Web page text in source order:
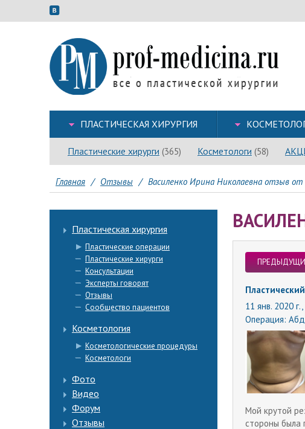
ПЛАСТИЧЕСКАЯ ХИРУРГИЯ
Пластические хирурги (365) Косметологи (58)
Главная / Отзывы / Василенко Ирина Николаевна отзыв от
Пластическая хирургия
Пластические операции
Пластические хирурги
Консультации
Эксперты говорят
Отзывы
Сообщество пациентов
Косметология
Косметологические процедуры
Косметологи
Фото
Видео
Форум
Отзывы
11 янв. 2020
Операция:
Мой крутой
стороны была